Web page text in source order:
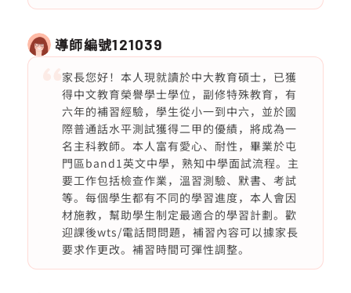
導師編號121039
家長您好！本人現就讀於中大教育碩士，已獲
得中文教育榮譽學士學位，副修特殊教育，有
六年的補習經驗，學生從小一到中六，並於國
際普通話水平測試獲得二甲的優績，將成為一
名主科教師。本人富有愛心、耐性，畢業於屯
門區band1英文中學，熟知中學面試流程。主
要工作包括檢查作業，溫習測驗、默書、考試
等。每個學生都有不同的學習進度，本人會因
材施教，幫助學生制定最適合的學習計劃。歡
迎課後wts/電話問問題，補習內容可以據家長
要求作更改。補習時間可彈性調整。